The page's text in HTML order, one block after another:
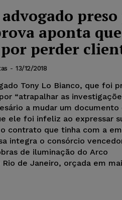
advogado
aponta
perder
- 13/12/2018
Tony Lo Bianco, que foi
“atrapalhar as
a mudar um documento
ele foi infeliz ao expressar
contrato que tinha com a
integra o consórcio
de iluminação do Arco
de Janeiro, orçada em